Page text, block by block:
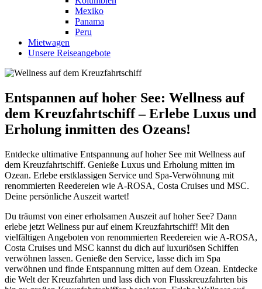
Mexiko
Panama
Peru
Mietwagen
Unsere Reiseangebote
Entspannen auf hoher See: Wellness auf
dem Kreuzfahrtschiff – Erlebe Luxus und
Erholung inmitten des Ozeans!
Entdecke ultimative Entspannung auf hoher See mit Wellness auf
dem Kreuzfahrtschiff. Genieße Luxus und Erholung mitten im
Ozean. Erlebe erstklassigen Service und Spa-Verwöhnung mit
renommierten Reedereien wie A-ROSA, Costa Cruises und MSC.
Deine persönliche Auszeit wartet!
Du träumst von einer erholsamen Auszeit auf hoher See? Dann
erlebe jetzt Wellness pur auf einem Kreuzfahrtschiff! Mit den
vielfältigen Angeboten von renommierten Reedereien wie A-ROSA,
Costa Cruises und MSC kannst du dich auf luxuriösen Schiffen
verwöhnen lassen. Genieße den Service, lasse dich im Spa
verwöhnen und finde Entspannung mitten auf dem Ozean. Entdecke
die Welt der Kreuzfahrten und lass dich von Flusskreuzfahrten bis